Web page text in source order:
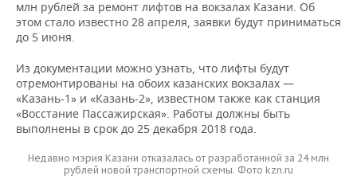
млн рублей за ремонт лифтов на вокзалах Казани. Об
этом стало известно 28 апреля, заявки будут приниматься
до 5 июня.
Из документации можно узнать, что лифты будут
отремонтированы на обоих казанских вокзалах —
«Казань-1» и «Казань-2», известном также как станция
«Восстание Пассажирская». Работы должны быть
выполнены в срок до 25 декабря 2018 года.
Недавно мэрия Казани отказалась от разработанной за 24 млн
рублей новой транспортной схемы. Фото kzn.ru